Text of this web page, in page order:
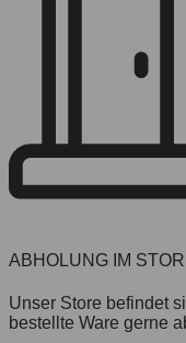
ABHOLUNG IM
Unser Store befindet
bestellte Ware gerne